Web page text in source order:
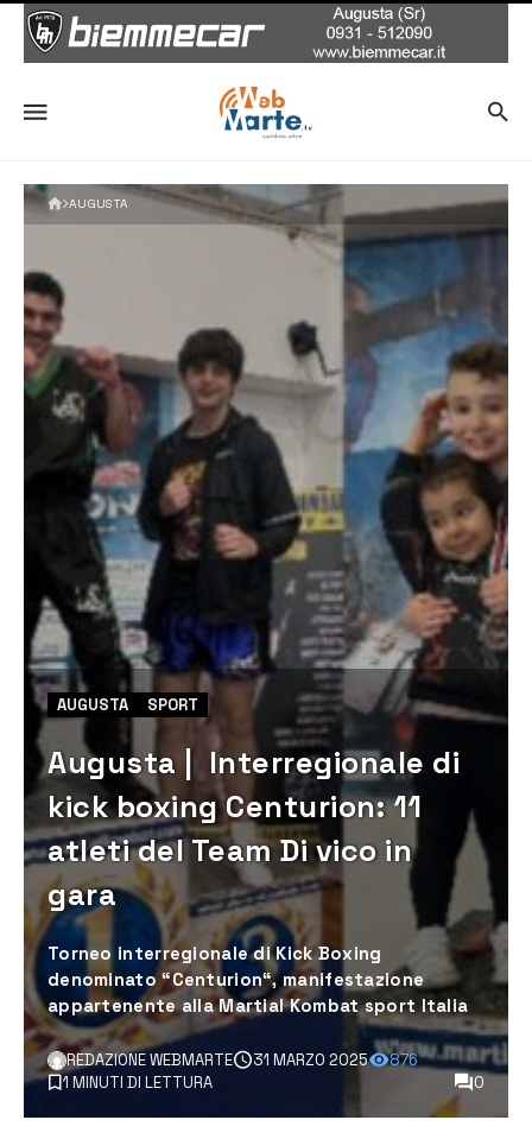
AUGUSTA
AUGUSTA SPORT
Augusta | Interregionale di
kick boxing Centurion: 11
atleti del Team Di vico in
gara
Torneo interregionale di Kick Boxing
denominato “Centurion“, manifestazione
appartenente alla Martial Kombat sport Italia
REDAZIONE WEBMARTE 31 MARZO 2025
876
1 MINUTI DI LETTURA
0